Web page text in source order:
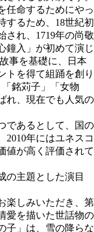
任命するためにやっ
するため、18世紀初
され、1719年の尚敬
鐘入」が初めて演じ
事を基礎に、日本
トを得て組踊を創り
銘苅子」「女物
れ、現在でも人気の
であるとして、国の
2010年にはユネスコ
値が高く評価されて
の主題とした演目
楽しみいただき、第
愛を描いた世話物の
子」は、雪の降らな